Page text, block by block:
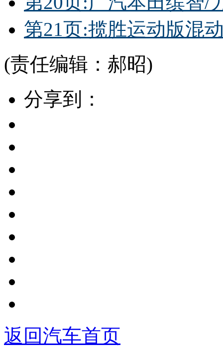
第21页:揽胜运动版混
(责任编辑：郝昭)
分享到：
返回汽车首页